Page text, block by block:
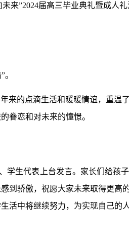
来”2024届高三毕业典礼暨成人
来的点滴生活和暖暖情谊，重
眷恋和对未来的憧憬。
学生代表上台发言。家长们给
到骄傲，祝愿大家未来取得更
活中将继续努力，为实现自己的